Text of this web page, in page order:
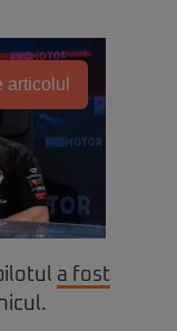
articolul
a fost